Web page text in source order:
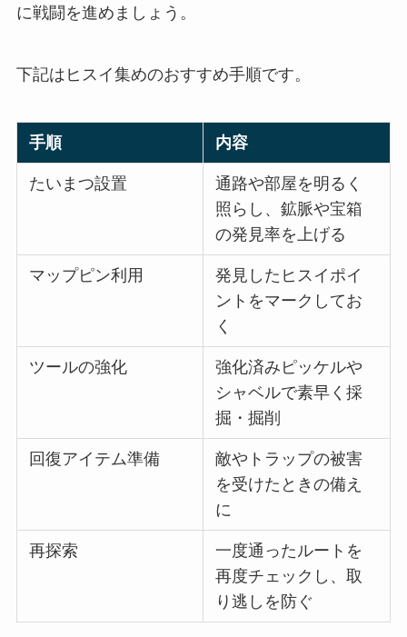
に戦闘を進めましょう。
下記はヒスイ集めのおすすめ手順です。
手順 内容
たいまつ設置
通路や部屋を明るく
照らし、鉱脈や宝箱
の発見率を上げる
マップピン利用
発見したヒスイポイ
ントをマークしてお
く
ツールの強化
強化済みピッケルや
シャベルで素早く採
掘・掘削
回復アイテム準備
敵やトラップの被害
を受けたときの備え
に
再探索
一度通ったルートを
再度チェックし、取
り逃しを防ぐ